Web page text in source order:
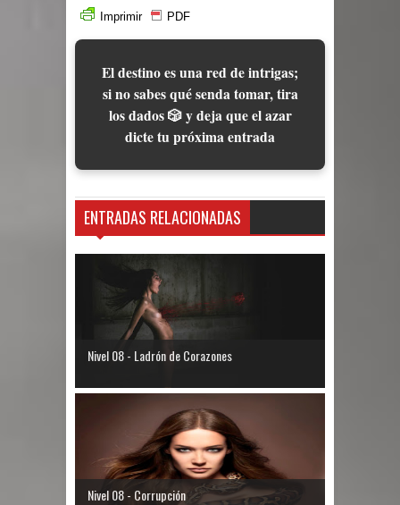
Imprimir PDF
El destino es una red de intrigas;
si no sabes qué senda tomar, tira
los dados 🎲 y deja que el azar
dicte tu próxima entrada
ENTRADAS RELACIONADAS
Nivel 08 - Ladrón de Corazones
Nivel 08 - Corrupción